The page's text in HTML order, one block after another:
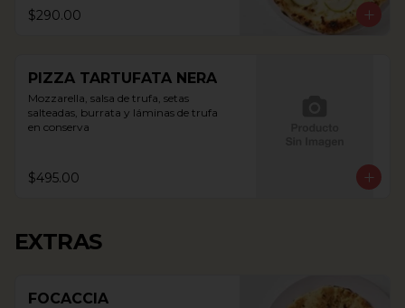
$290.00
PIZZA TARTUFATA NERA
Mozzarella, salsa de trufa, setas
salteadas, burrata y láminas de trufa
en conserva
$495.00
EXTRAS
FOCACCIA